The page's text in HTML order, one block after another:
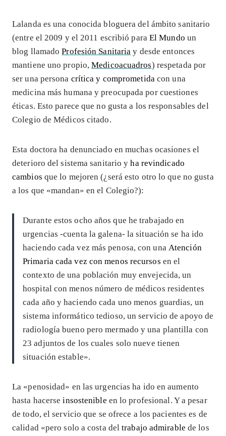
Lalanda es una conocida bloguera del ámbito sanitario
(entre el 2009 y el 2011 escribió para El Mundo un
blog llamadoProfesión Sanitaria y desde entonces
mantiene uno propio,Medicoacuadros) respetada por
ser una persona crítica y comprometidacon una
medicina más humana y preocupada por cuestiones
éticas. Esto parece que no gusta a los responsables del
Colegio de Médicos citado.
Esta doctora ha denunciado en muchas ocasiones el
deterioro del sistema sanitario yha revindicado
cambios que lo mejoren (¿será esto otro lo que no gusta
a los que «mandan» en el Colegio?):
Durante estos ocho años que he trabajado en
urgencias -cuenta la galena- la situación se ha ido
haciendo cada vez más penosa, con una Atención
Primaria cada vez con menos recursos en el
contexto de una población muy envejecida, un
hospital con menos número de médicos residentes
cada año y haciendo cada uno menos guardias, un
sistema informático tedioso, un servicio de apoyo de
radiología bueno pero mermado y una plantilla con
23 adjuntos de los cuales solo nueve tienen
situación estable».
La «penosidad» en las urgencias ha ido en aumento
hasta hacerseinsostenible en lo profesional. Y a pesar
de todo, el servicio que se ofrece a los pacientes es de
calidad «pero solo a costa deltrabajo admirable de los